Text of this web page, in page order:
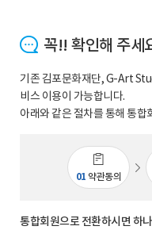
꼭!! 확인해 주세
기존 김포문화재단, G-Art
비스 이용이 가능합니다.
아래와 같은 절차를 통해 통합
01 약관동의
통합회원으로 전환하시면 하